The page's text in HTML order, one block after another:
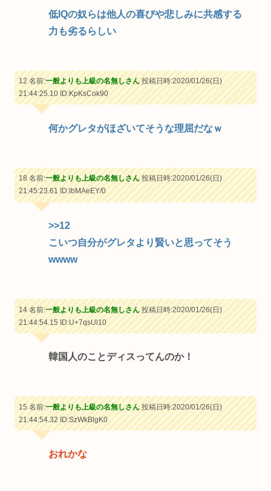
低IQの奴らは他人の喜びや悲しみに共感する
力も劣るらしい
12 名前:一般よりも上級の名無しさん投稿日時:2020/01/26(日)
21:44:25.10ID:KpKsCok90
何かグレタがほざいてそうな理屈だなｗ
18 名前:一般よりも上級の名無しさん投稿日時:2020/01/26(日)
21:45:23.61ID:lbMAeEY/0
>>12
こいつ自分がグレタより賢いと思ってそう
wwww
14 名前:一般よりも上級の名無しさん投稿日時:2020/01/26(日)
21:44:54.15ID:U+7qsUl10
韓国人のことディスってんのか！
15 名前:一般よりも上級の名無しさん投稿日時:2020/01/26(日)
21:44:54.32ID:SzWkBlgK0
おれかな